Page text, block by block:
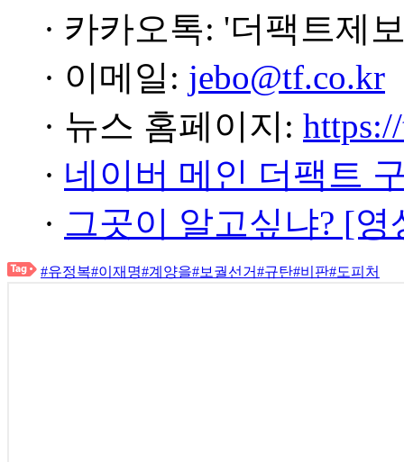
· 카카오톡: '더팩트제
· 이메일: jebo@tf.co.kr
· 뉴스 홈페이지:
· 네이버 메인 더팩트
· 그곳이 알고싶냐? [
#유정복#이재명#계양을#보궐선거#규탄#비판#도피처